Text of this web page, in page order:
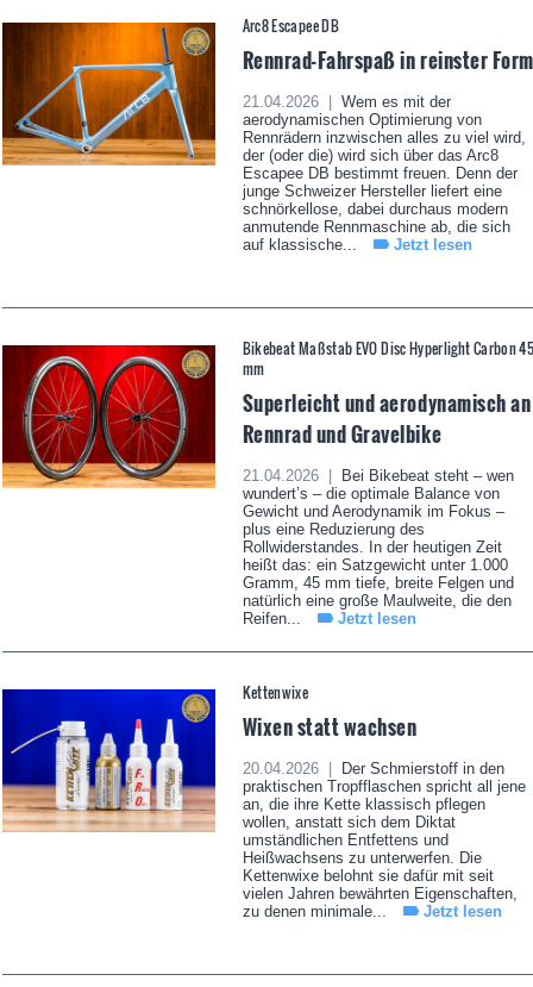
Arc8 Escapee DB
Rennrad-Fahrspaß in reinster Form
21.04.2026 |
Wem es mit der
aerodynamischen Optimierung von
Rennrädern inzwischen alles zu viel wird,
der (oder die) wird sich über das Arc8
Escapee DB bestimmt freuen. Denn der
junge Schweizer Hersteller liefert eine
schnörkellose, dabei durchaus modern
anmutende Rennmaschine ab, die sich
auf klassische...
Jetzt lesen
Bikebeat Maßstab EVO Disc Hyperlight Carbon
mm
Superleicht und aerodynamisch an
Rennrad und Gravelbike
21.04.2026 |
Bei Bikebeat steht – wen
wundert’s – die optimale Balance von
Gewicht und Aerodynamik im Fokus –
plus eine Reduzierung des
Rollwiderstandes. In der heutigen Zeit
heißt das: ein Satzgewicht unter 1.000
Gramm, 45 mm tiefe, breite Felgen und
natürlich eine große Maulweite, die den
Reifen...
Jetzt lesen
Kettenwixe
Wixen statt wachsen
20.04.2026 |
Der Schmierstoff in den
praktischen Tropfflaschen spricht all jene
an, die ihre Kette klassisch pflegen
wollen, anstatt sich dem Diktat
umständlichen Entfettens und
Heißwachsens zu unterwerfen. Die
Kettenwixe belohnt sie dafür mit seit
vielen Jahren bewährten Eigenschaften,
zu denen minimale...
Jetzt lesen